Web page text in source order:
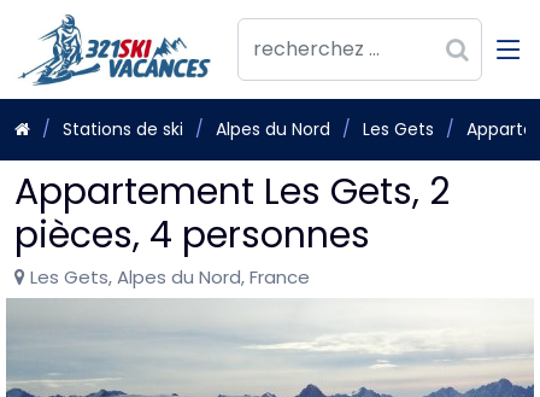
Stations de ski Alpes du Nord Les Gets
Appartement Les Gets, 2
pièces, 4 personnes
Les Gets, Alpes du Nord, France